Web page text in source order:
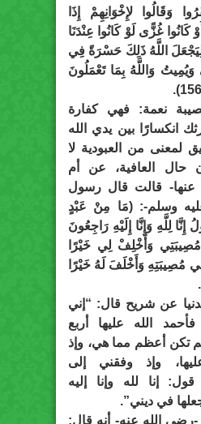
وَقَالُوا لإِخْوَانِهِمْ إِذَا
غُزًّى لَوْ كَانُوا عِنْدَنَا
لِيَجْعَلَ اللَّهُ ذَلِكَ حَسْرَةً فِي
وَيُمِيتُ وَاللَّهُ بِمَا تَعْمَلُونَ
نعمة: فهي كفارة
انكسارًا بين يدي الله
لمعنى من العبودية لا
حال العافية، عن أم
قالت قال رسول
وسلم-: (مَا مِنْ عَبْدٍ
لِلَّهِ وَإِنَّا إِلَيْهِ رَاجِعُونَ
وَأَخْلِفْ لِي خَيْرًا
فِي مُصِيبَتِهِ وَأَخْلَفَ لَهُ خَيْرًا
عن شريح قال: “إني
الله عليها أربع
تكن أعظم مما هي، وإذ
وإذ وفقني إلى
قول: إنا لله وإنا إليه
في ديني”.
الله عنه- أنه قال: